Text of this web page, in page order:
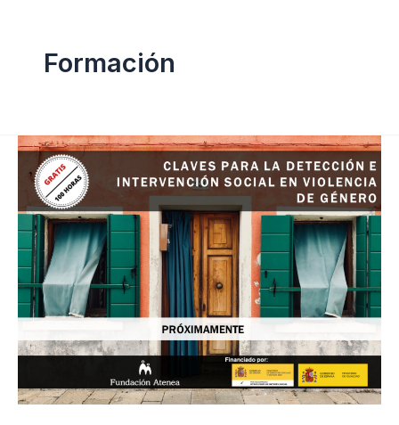
Formación
Curso
“Claves
para
la
detección
e
intervención
en
violencia